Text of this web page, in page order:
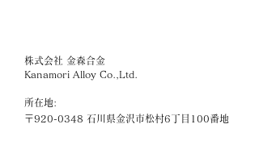
株式会社 金森合金
Kanamori Alloy Co.,Ltd.
所在地:
〒920-0348 石川県金沢市松村6丁目100番地